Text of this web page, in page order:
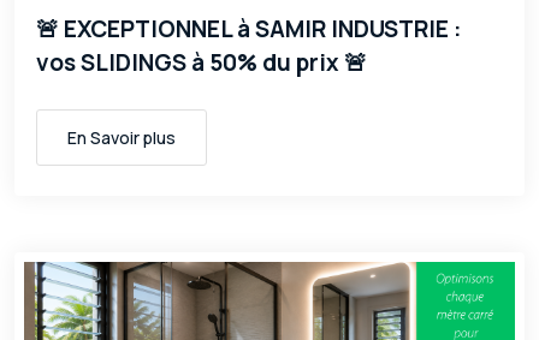
🚨 EXCEPTIONNEL à SAMIR INDUSTRIE :
vos SLIDINGS à 50% du prix 🚨
En Savoir plus